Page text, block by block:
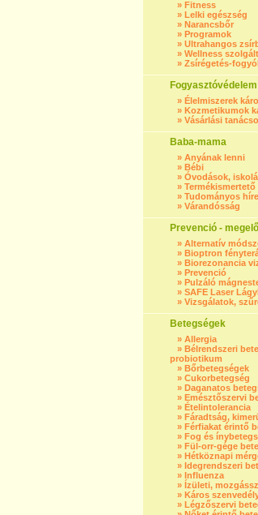
» Fitness
» Lelki egészség
» Narancsbőr
» Programok
» Ultrahangos
» Wellness
» Zsírégetés-
Fogyasztóvédelem
» Élelmiszerek
» Kozmetikumok
» Vásárlási
Baba-mama
» Anyának lenni
» Bébi
» Óvodások,
» Termékismertető
» Tudományos
» Várandósság
Prevenció -
» Alternatív
» Bioptron
» Biorezonancia
» Prevenció
» Pulzáló
» SAFE Laser
» Vizsgálatok,
Betegségek
» Allergia
» Bélrendszeri
probiotikum
» Bőrbetegségek
» Cukorbetegség
» Daganatos
» Emésztőszervi
» Ételintolerancia
» Fáradtság,
» Férfiakat érintő
» Fog és
» Fül-orr-gége
» Hétköznapi
» Idegrendszeri
» Influenza
» Ízületi,
» Káros
» Légzőszervi